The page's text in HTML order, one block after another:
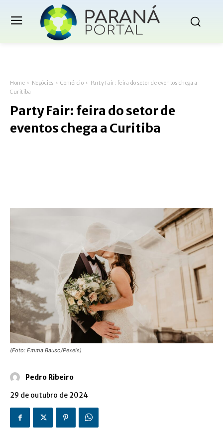
Home Negócios Comércio
Party Fair: feira do setor de eventos chega a
Curitiba
Party Fair: feira do setor de
eventos chega a Curitiba
(Foto: Emma Bauso/Pexels)
Pedro Ribeiro
29 de outubro de 2024